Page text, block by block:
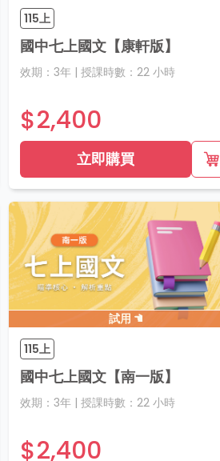
115上
國中七上國文【康軒版】
效期： 3年 | 授課時數： 22 小時
$2,400
立即購買
試用
115上
國中七上國文【南一版】
效期： 3年 | 授課時數： 22 小時
$2,400